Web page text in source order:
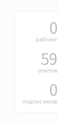
0
рейтинг
59
ответов
0
подписчиков